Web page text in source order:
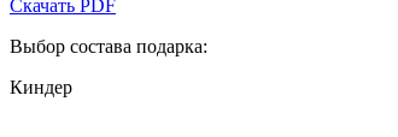
Скачать PDF
Выбор состава подарка:
Киндер